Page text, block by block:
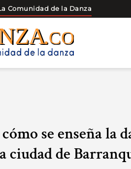
Comunidad de la Danza
se enseña la
ciudad de